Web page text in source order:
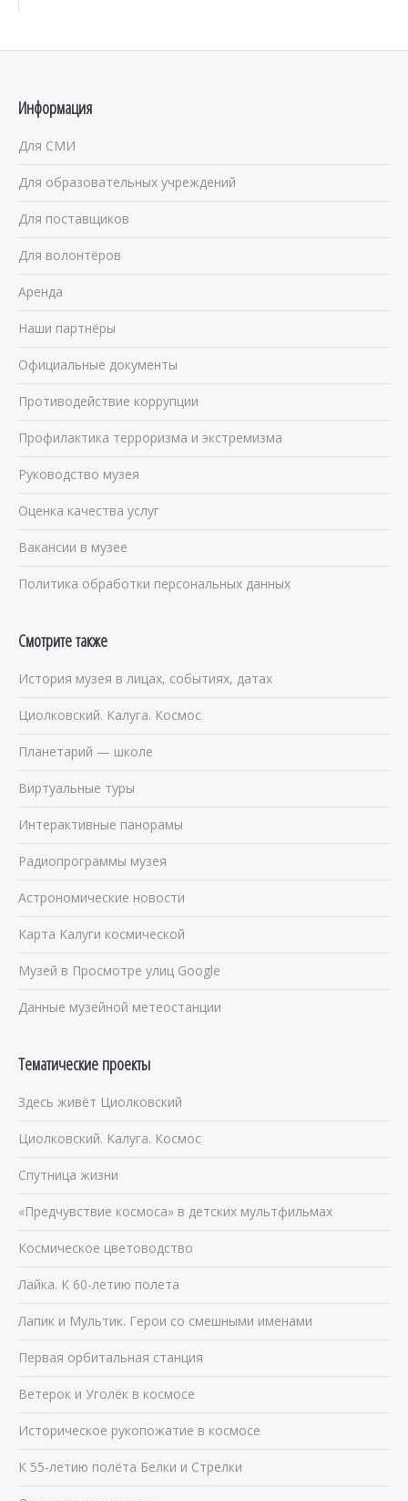
Информация
Для СМИ
Для образовательных учреждений
Для поставщиков
Для волонтёров
Аренда
Наши партнёры
Официальные документы
Противодействие коррупции
Профилактика терроризма и экстремизма
Руководство музея
Оценка качества услуг
Вакансии в музее
Политика обработки персональных данных
Смотрите также
История музея в лицах, событиях, датах
Циолковский. Калуга. Космос
Планетарий — школе
Виртуальные туры
Интерактивные панорамы
Радиопрограммы музея
Астрономические новости
Карта Калуги космической
Музей в Просмотре улиц Google
Данные музейной метеостанции
Тематические проекты
Здесь живёт Циолковский
Циолковский. Калуга. Космос
Спутница жизни
«Предчувствие космоса» в детских мультфильмах
Космическое цветоводство
Лайка. К 60-летию полета
Лапик и Мультик. Герои со смешными именами
Первая орбитальная станция
Ветерок и Уголёк в космосе
Историческое рукопожатие в космосе
К 55-летию полёта Белки и Стрелки